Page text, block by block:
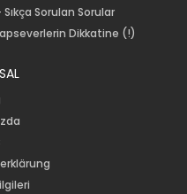
Sorulan Sorular
Dikkatine (!)